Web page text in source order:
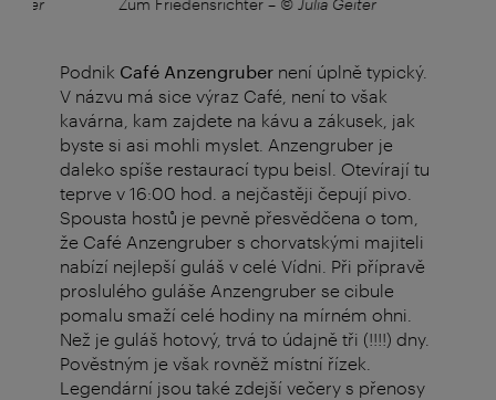
Zum Friedensrichter – © Julia Geiter
Podnik Café Anzengruber není úplně typický.
V názvu má sice výraz Café, není to však
kavárna, kam zajdete na kávu a zákusek, jak
byste si asi mohli myslet. Anzengruber je
daleko spíše restaurací typu beisl. Otevírají tu
teprve v 16:00 hod. a nejčastěji čepují pivo.
Spousta hostů je pevně přesvědčena o tom,
že Café Anzengruber s chorvatskými majiteli
nabízí nejlepší guláš v celé Vídni. Při přípravě
proslulého guláše Anzengruber se cibule
pomalu smaží celé hodiny na mírném ohni.
Než je guláš hotový, trvá to údajně tři (!!!!) dny.
Pověstným je však rovněž místní řízek.
Legendární jsou také zdejší večery s přenosy